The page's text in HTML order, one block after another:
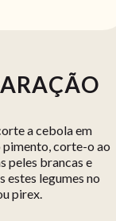
a cebola em
pimento, corte-o ao
peles brancas e
estes legumes no
pirex.